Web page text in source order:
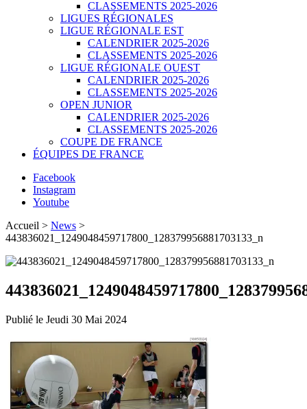
CLASSEMENTS 2025-2026
LIGUES RÉGIONALES
LIGUE RÉGIONALE EST
CALENDRIER 2025-2026
CLASSEMENTS 2025-2026
LIGUE RÉGIONALE OUEST
CALENDRIER 2025-2026
CLASSEMENTS 2025-2026
OPEN JUNIOR
CALENDRIER 2025-2026
CLASSEMENTS 2025-2026
COUPE DE FRANCE
ÉQUIPES DE FRANCE
Facebook
Instagram
Youtube
Accueil > News >
443836021_1249048459717800_128379956881703133_n
Publié le Jeudi 30 Mai 2024